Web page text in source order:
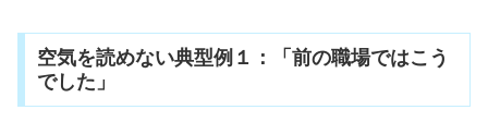
空気を読めない典型例１：「前の職場ではこう
でした」